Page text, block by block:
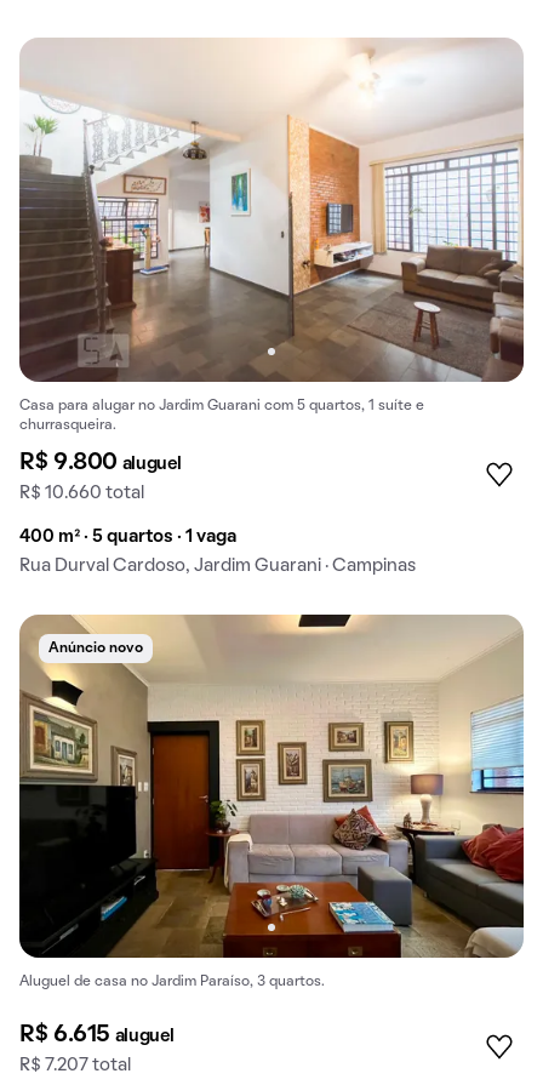
Casa para alugar no Jardim Guarani com 5 quartos, 1 suíte e
churrasqueira.
R$ 9.800 aluguel
R$ 10.660 total
400 m² · 5 quartos · 1 vaga
Rua Durval Cardoso, Jardim Guarani · Campinas
Anúncio novo
Aluguel de casa no Jardim Paraíso, 3 quartos.
R$ 6.615 aluguel
R$ 7.207 total